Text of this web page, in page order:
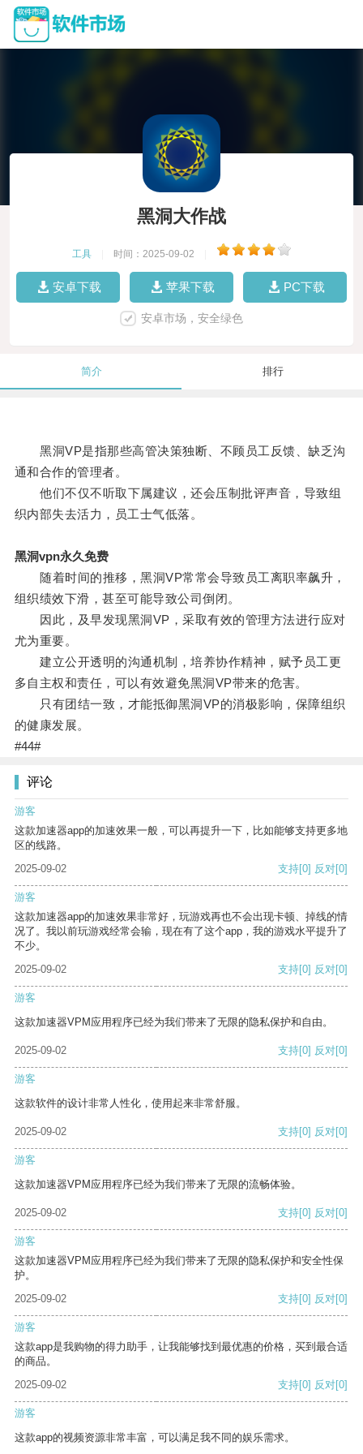
黑洞大作战
工具 时间：2025-09-02
安卓下载 苹果下载 PC下载
安卓市场，安全绿色
简介 排行
黑洞VP是指那些高管决策独断、不顾员工反馈、缺乏沟
通和合作的管理者。
他们不仅不听取下属建议，还会压制批评声音，导致组
织内部失去活力，员工士气低落。
黑洞vpn永久免费
随着时间的推移，黑洞VP常常会导致员工离职率飙升，
组织绩效下滑，甚至可能导致公司倒闭。
因此，及早发现黑洞VP，采取有效的管理方法进行应对
尤为重要。
建立公开透明的沟通机制，培养协作精神，赋予员工更
多自主权和责任，可以有效避免黑洞VP带来的危害。
只有团结一致，才能抵御黑洞VP的消极影响，保障组织
的健康发展。
#44#
评论
游客
这款加速器app的加速效果一般，可以再提升一下，比如能够支持更多地
区的线路。
2025-09-02
支持[0] 反对[0]
游客
这款加速器app的加速效果非常好，玩游戏再也不会出现卡顿、掉线的情
况了。我以前玩游戏经常会输，现在有了这个app，我的游戏水平提升了
不少。
2025-09-02
支持[0] 反对[0]
游客
这款加速器VPM应用程序已经为我们带来了无限的隐私保护和自由。
2025-09-02 支持[0] 反对[0]
游客
这款软件的设计非常人性化，使用起来非常舒服。
2025-09-02 支持[0] 反对[0]
游客
这款加速器VPM应用程序已经为我们带来了无限的流畅体验。
2025-09-02 支持[0] 反对[0]
游客
这款加速器VPM应用程序已经为我们带来了无限的隐私保护和安全性保
护。
2025-09-02
支持[0] 反对[0]
游客
这款app是我购物的得力助手，让我能够找到最优惠的价格，买到最合适
的商品。
2025-09-02
支持[0] 反对[0]
游客
这款app的视频资源非常丰富，可以满足我不同的娱乐需求。